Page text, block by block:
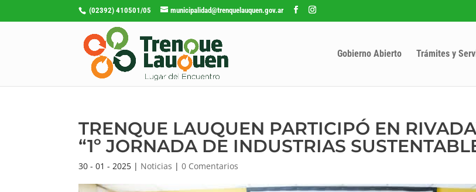
(02392) 410501/05 municipalidad@trenquelauquen.gov.ar
Gobierno Abierto Trámites y
TRENQUE LAUQUEN PARTICIPÓ EN
“1º JORNADA DE INDUSTRIAS
30 - 01 - 2025 | Noticias |0 Comentarios